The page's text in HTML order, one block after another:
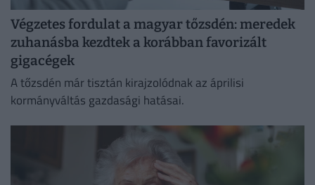
Végzetes fordulat a magyar tőzsdén: meredek
zuhanásba kezdtek a korábban favorizált
gigacégek
A tőzsdén már tisztán kirajzolódnak az áprilisi
kormányváltás gazdasági hatásai.